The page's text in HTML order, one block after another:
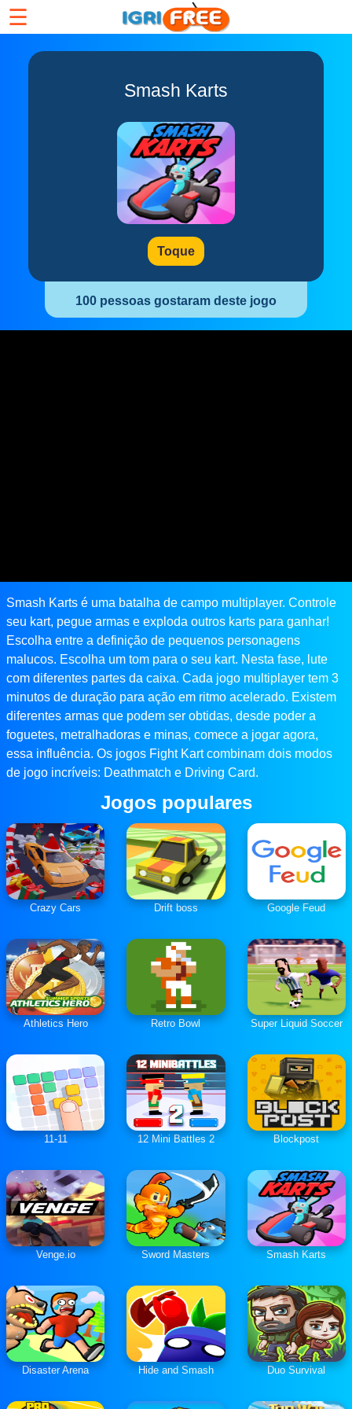
☰
Smash Karts
Toque
100 pessoas gostaram deste jogo
Smash Karts é uma batalha de campo multiplayer. Controle
seu kart, pegue armas e exploda outros karts para ganhar!
Escolha entre a definição de pequenos personagens
malucos. Escolha um tom para o seu kart. Nesta fase, lute
com diferentes partes da caixa. Cada jogo multiplayer tem 3
minutos de duração para ação em ritmo acelerado. Existem
diferentes armas que podem ser obtidas, desde poder a
foguetes, metralhadoras e minas, comece a jogar agora,
essa influência. Os jogos Fight Kart combinam dois modos
de jogo incríveis: Deathmatch e Driving Card.
Jogos populares
Crazy Cars Drift boss Google Feud
Athletics Hero Retro Bowl Super Liquid Soccer
11-11 12 Mini Battles 2 Blockpost
Venge.io Sword Masters Smash Karts
Disaster Arena Hide and Smash Duo Survival